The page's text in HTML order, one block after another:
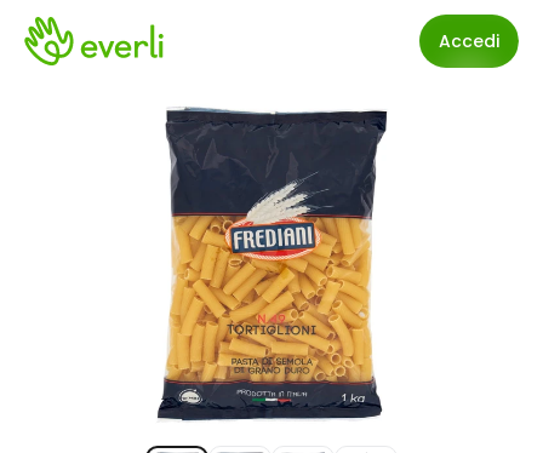
Accedi